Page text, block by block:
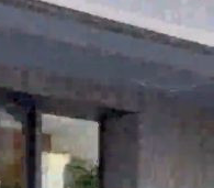
て
オフィスをご紹介